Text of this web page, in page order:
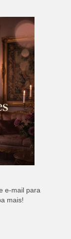
e-mail para
mais!